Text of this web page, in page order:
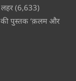
(6,633)
की पुस्तक ‘क़लम और